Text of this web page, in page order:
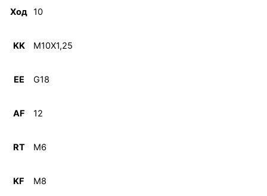
Ход 10
KK M10X1,25
EE G18
AF 12
RT M6
KF M8